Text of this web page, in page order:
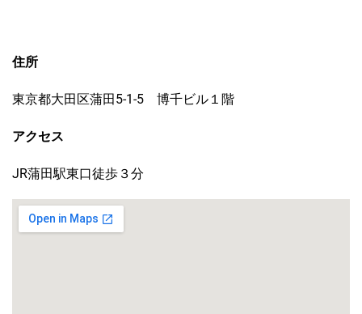
住所
東京都大田区蒲田5-1-5 博千ビル１階
アクセス
JR蒲田駅東口徒歩３分